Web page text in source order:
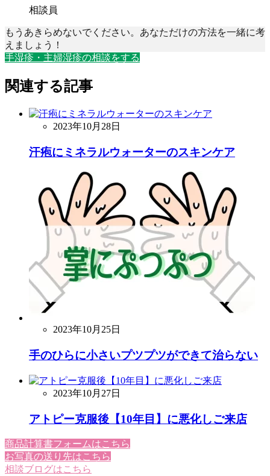
相談員
もうあきらめないでください。あなただけの方法を一緒に考
えましょう！
手湿疹・主婦湿疹の相談をする
関連する記事
2023年10月28日
汗疱にミネラルウォーターのスキンケア
2023年10月25日
手のひらに小さいプツプツができて治らない
2023年10月27日
アトピー克服後【10年目】に悪化しご来店
商品計算書フォームはこちら
お写真の送り先はこちら
相談ブログはこちら